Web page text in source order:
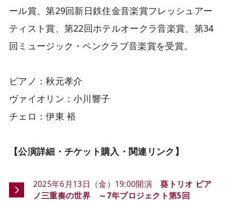
ール賞、第29回新日鉄住金音楽賞フレッシュアー
ティスト賞、第22回ホテルオークラ音楽賞、第34
回ミュージック・ペンクラブ音楽賞を受賞。
ピアノ：秋元孝介
ヴァイオリン：小川響子
チェロ：伊東 裕
【公演詳細・チケット購入・関連リンク】
2025年6月13日（金）19:00開演葵トリオ ピア
ノ三重奏の世界 ～7年プロジェクト第5回